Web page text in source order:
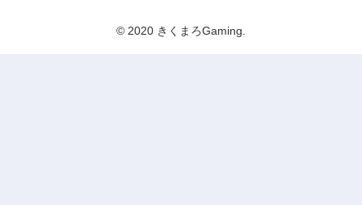
© 2020 きくまろGaming.